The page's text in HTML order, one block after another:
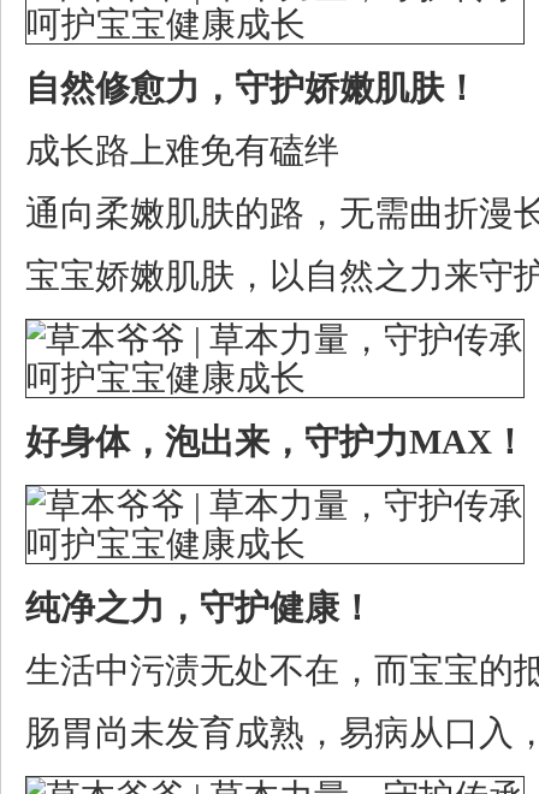
自然修愈力，守护娇嫩肌肤！
成长路上难免有磕绊
通向柔嫩肌肤的路，无需曲折漫
宝宝娇嫩肌肤，以自然之力来守
好身体，泡出来，守护力MAX！
纯净之力，守护健康！
生活中污渍无处不在，而宝宝的
肠胃尚未发育成熟，易病从口入